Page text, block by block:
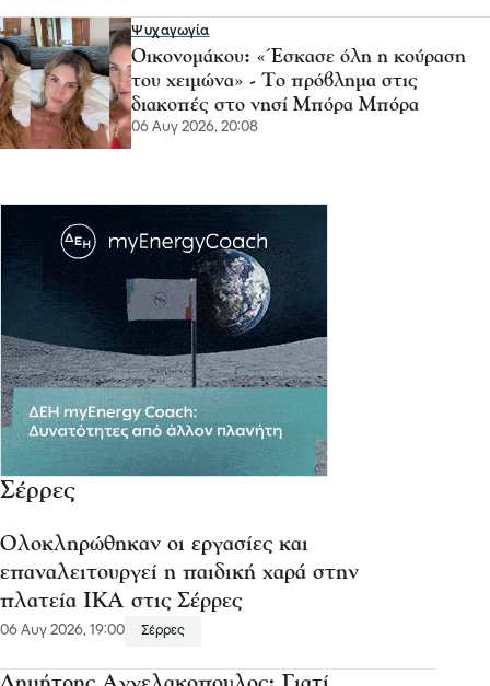
Σέρρες
Ολοκληρώθηκαν οι εργασίες και
επαναλειτουργεί η παιδική χαρά στην
πλατεία ΙΚΑ στις Σέρρες
06 Αυγ 2026, 19:00 Σέρρες
Ψυχαγωγία
Οικονομάκου: «Έσκασε όλη η κούραση
του χειμώνα» - Το πρόβλημα στις
διακοπές στο νησί Μπόρα Μπόρα
06 Αυγ 2026, 20:08